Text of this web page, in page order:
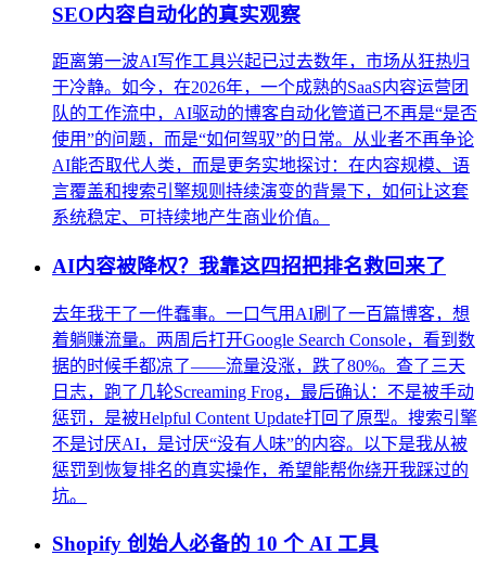
SEO内容自动化的真实观察
距离第一波AI写作工具兴起已过去数年，市场从狂热归
于冷静。如今，在2026年，一个成熟的SaaS内容运营团
队的工作流中，AI驱动的博客自动化管道已不再是“是否
使用”的问题，而是“如何驾驭”的日常。从业者不再争论
AI能否取代人类，而是更务实地探讨：在内容规模、语
言覆盖和搜索引擎规则持续演变的背景下，如何让这套
系统稳定、可持续地产生商业价值。
AI内容被降权？我靠这四招把排名救回来了
去年我干了一件蠢事。一口气用AI刷了一百篇博客，想
着躺赚流量。两周后打开Google Search Console，看到数
据的时候手都凉了——流量没涨，跌了80%。查了三天
日志，跑了几轮Screaming Frog，最后确认：不是被手动
惩罚，是被Helpful Content Update打回了原型。搜索引擎
不是讨厌AI，是讨厌“没有人味”的内容。以下是我从被
惩罚到恢复排名的真实操作，希望能帮你绕开我踩过的
坑。
Shopify 创始人必备的 10 个 AI 工具